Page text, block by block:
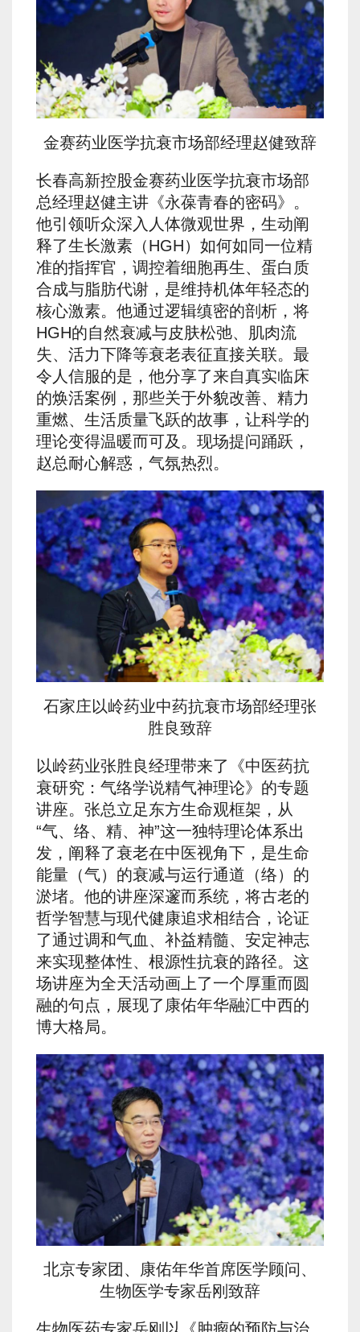
金赛药业医学抗衰市场部经理赵健致辞
长春高新控股金赛药业医学抗衰市场部
总经理赵健主讲《永葆青春的密码》。
他引领听众深入人体微观世界，生动阐
释了生长激素（HGH）如何如同一位精
准的指挥官，调控着细胞再生、蛋白质
合成与脂肪代谢，是维持机体年轻态的
核心激素。他通过逻辑缜密的剖析，将
HGH的自然衰减与皮肤松弛、肌肉流
失、活力下降等衰老表征直接关联。最
令人信服的是，他分享了来自真实临床
的焕活案例，那些关于外貌改善、精力
重燃、生活质量飞跃的故事，让科学的
理论变得温暖而可及。现场提问踊跃，
赵总耐心解惑，气氛热烈。
石家庄以岭药业中药抗衰市场部经理张
胜良致辞
以岭药业张胜良经理带来了《中医药抗
衰研究：气络学说精气神理论》的专题
讲座。张总立足东方生命观框架，从
“气、络、精、神”这一独特理论体系出
发，阐释了衰老在中医视角下，是生命
能量（气）的衰减与运行通道（络）的
淤堵。他的讲座深邃而系统，将古老的
哲学智慧与现代健康追求相结合，论证
了通过调和气血、补益精髓、安定神志
来实现整体性、根源性抗衰的路径。这
场讲座为全天活动画上了一个厚重而圆
融的句点，展现了康佑年华融汇中西的
博大格局。
北京专家团、康佑年华首席医学顾问、
生物医学专家岳刚致辞
生物医药专家岳刚以《肿瘤的预防与治